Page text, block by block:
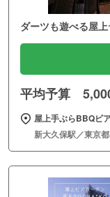
ダーツも遊べる屋
平均予算
屋上手ぶらBBQビ
新大久保駅／東京都